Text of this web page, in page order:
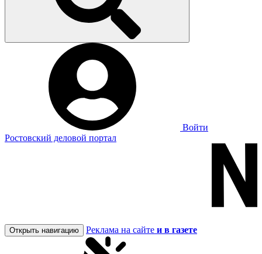
Войти
Ростовский деловой портал
Открыть навигацию Реклама на сайте и в газете